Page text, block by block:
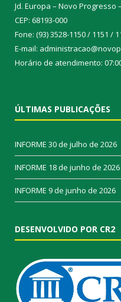
Jd. Europa – Novo Progresso
CEP: 68193-000
Fone: (93) 3528-1150 / 1151 /
E-mail:
Horário de atendimento:
ÚLTIMAS PUBLICAÇÕES
INFORME 30 de julho de 2026
INFORME 18 de junho de 2026
INFORME 9 de junho de 2026
DESENVOLVIDO POR CR2